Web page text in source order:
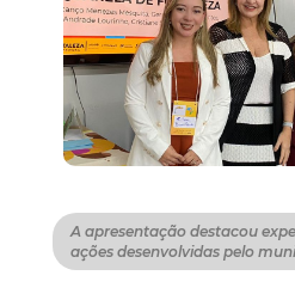
A apresentação destacou
ações desenvolvidas pelo